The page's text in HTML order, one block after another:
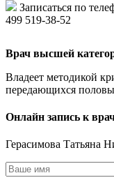
Записаться по
499 519-38-52
Врач высшей
Владеет методикой
передающихся
Онлайн запись к
Герасимова Татьяна